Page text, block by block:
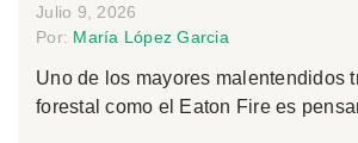
Julio 9, 2026
Por: María López Garcia
Uno de los mayores malentendidos
forestal como el Eaton Fire es